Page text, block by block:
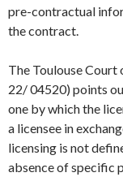
pre-contractual
the contract.
The Toulouse Court
22/ 04520) points
one by which the
a licensee in
licensing is not
absence of specific